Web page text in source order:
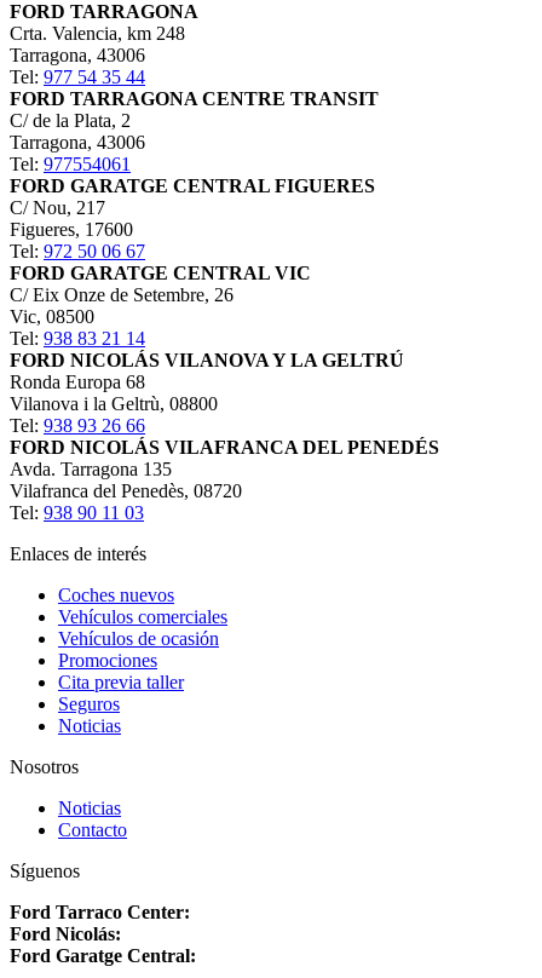
FORD TARRAGONA
Crta. Valencia, km 248
Tarragona, 43006
Tel: 977 54 35 44
FORD TARRAGONA CENTRE TRANSIT
C/ de la Plata, 2
Tarragona, 43006
Tel: 977554061
FORD GARATGE CENTRAL FIGUERES
C/ Nou, 217
Figueres, 17600
Tel: 972 50 06 67
FORD GARATGE CENTRAL VIC
C/ Eix Onze de Setembre, 26
Vic, 08500
Tel: 938 83 21 14
FORD NICOLÁS VILANOVA Y LA GELTRÚ
Ronda Europa 68
Vilanova i la Geltrù, 08800
Tel: 938 93 26 66
FORD NICOLÁS VILAFRANCA DEL PENEDÉS
Avda. Tarragona 135
Vilafranca del Penedès, 08720
Tel: 938 90 11 03
Enlaces de interés
Coches nuevos
Vehículos comerciales
Vehículos de ocasión
Promociones
Cita previa taller
Seguros
Noticias
Nosotros
Noticias
Contacto
Síguenos
Ford Tarraco Center:
Ford Nicolás:
Ford Garatge Central: